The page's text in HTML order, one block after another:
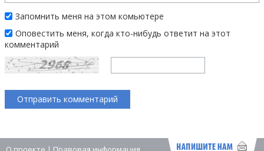
Запомнить меня на этом комьютере
Оповестить меня, когда кто-нибудь ответит на этот
комментарий